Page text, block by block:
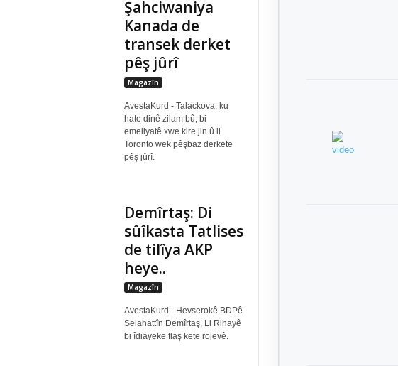
Şahciwaniya
Kanada de
transek derket
pêş jûrî
Magazîn
AvestaKurd - Talackova, ku
hate dinê zilam bû, bi
emeliyatê xwe kire jin û li
Toronto wek pêşbaz derkete
pêş jûrî.
Demîrtaş: Di
sûîkasta Tatlises
de tilîya AKP
heye..
Magazîn
AvestaKurd - Hevserokê BDPê
Selahattîn Demîrtaş, Li Rihayê
bi îdiayeke flaş kete rojevê.